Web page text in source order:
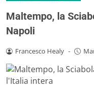
Maltempo, la
Napoli
Francesco Healy -